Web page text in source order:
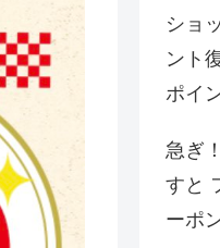
ショ
ント
ポイ
急ぎ
すと
ーポ